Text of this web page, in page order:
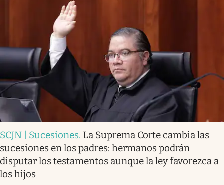
SCJN | Sucesiones. La Suprema Corte cambia las
sucesiones en los padres: hermanos podrán
disputar los testamentos aunque la ley favorezca a
los hijos